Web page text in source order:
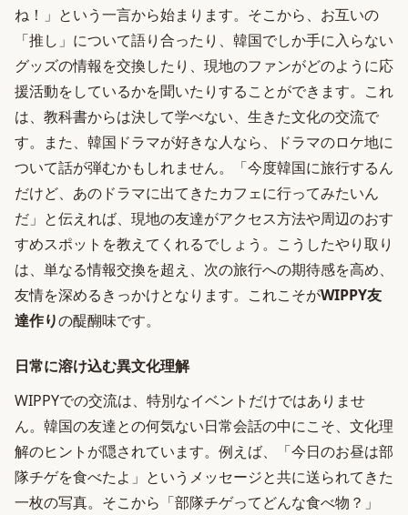
ね！」という一言から始まります。そこから、お互いの
「推し」について語り合ったり、韓国でしか手に入らない
グッズの情報を交換したり、現地のファンがどのように応
援活動をしているかを聞いたりすることができます。これ
は、教科書からは決して学べない、生きた文化の交流で
す。また、韓国ドラマが好きな人なら、ドラマのロケ地に
ついて話が弾むかもしれません。「今度韓国に旅行するん
だけど、あのドラマに出てきたカフェに行ってみたいん
だ」と伝えれば、現地の友達がアクセス方法や周辺のおす
すめスポットを教えてくれるでしょう。こうしたやり取り
は、単なる情報交換を超え、次の旅行への期待感を高め、
友情を深めるきっかけとなります。これこそがWIPPY友
達作りの醍醐味です。
日常に溶け込む異文化理解
WIPPYでの交流は、特別なイベントだけではありませ
ん。韓国の友達との何気ない日常会話の中にこそ、文化理
解のヒントが隠されています。例えば、「今日のお昼は部
隊チゲを食べたよ」というメッセージと共に送られてきた
一枚の写真。そこから「部隊チゲってどんな食べ物？」